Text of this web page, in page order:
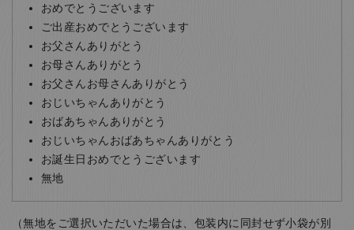
おめでとうございます
ご出産おめでとうございます
お父さんありがとう
お母さんありがとう
お父さんお母さんありがとう
おじいちゃんありがとう
おばあちゃんありがとう
おじいちゃんおばあちゃんありがとう
お誕生日おめでとうございます
無地
（無地をご選択いただいた場合は、包装内に同封せず小袋が別